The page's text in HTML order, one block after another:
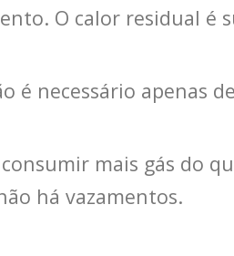
O calor residual é
é necessário apenas
mais gás do
há vazamentos.